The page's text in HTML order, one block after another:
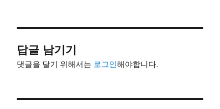
답글 남기기
댓글을 달기 위해서는 로그인해야합니다.